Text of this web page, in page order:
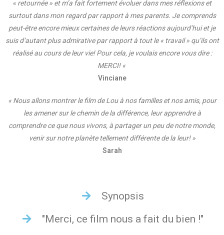
« retournée » et m’a fait fortement évoluer dans mes réflexions et
surtout dans mon regard par rapport à mes parents. Je comprends
peut-être encore mieux certaines de leurs réactions aujourd’hui et je
suis d’autant plus admirative par rapport à tout le « travail » qu’ils ont
réalisé au cours de leur vie! Pour cela, je voulais encore vous dire :
MERCI! «
Vinciane
« Nous allons montrer le film de Lou à nos familles et nos amis, pour
les amener sur le chemin de la différence, leur apprendre à
comprendre ce que nous vivons, à partager un peu de notre monde,
venir sur notre planète tellement différente de la leur! »
Sarah
Synopsis
"Merci, ce film nous a fait du bien !"